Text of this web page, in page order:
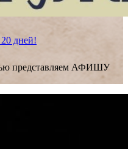
дней!
представляем АФИШУ